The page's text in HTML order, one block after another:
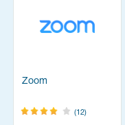
Zoom
(12)